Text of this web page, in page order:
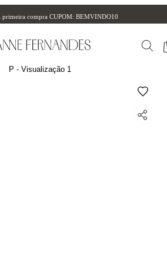
primeira compra CUPOM: BEMVINDO10